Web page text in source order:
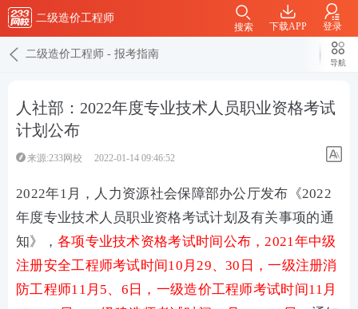
二级造价工程师
下载APP 登录
搜索
二级造价工程师 - 报考指南
导航
人社部：2022年度专业技术人员职业资格考试
计划公布
来源:233网校 2022-01-14 09:46:52
2022年1月，人力资源社会保障部办公厅发布《2022
年度专业技术人员职业资格考试计划及有关事项的通
知》， 各项专业技术资格考试时间公布，2021年中级
注册安全工程师考试时间10月29、30日，一级注册消
防工程师11月5、6日，一级造价工程师考试时间11月